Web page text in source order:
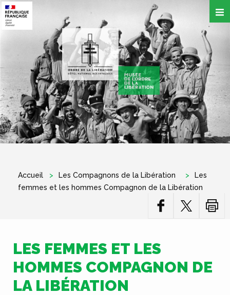
contenu
principal
Accueil Les Compagnons de la Libération
Les
femmes et les hommes Compagnon de la Libération
LES FEMMES ET LES
HOMMES COMPAGNON DE
LA LIBÉRATION